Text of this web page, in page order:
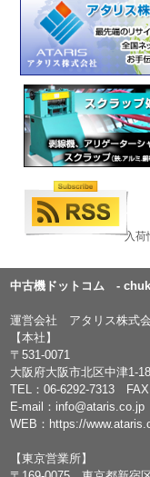
入荷
中古機ドットコム -
運営会社 アタリス株式
【本社】
〒531-0071
大阪府大阪市北区中津1-
TEL：06-6292-7313 FAX
E-mail： info@ataris.co.jp
WEB： https://
【東京営業所】